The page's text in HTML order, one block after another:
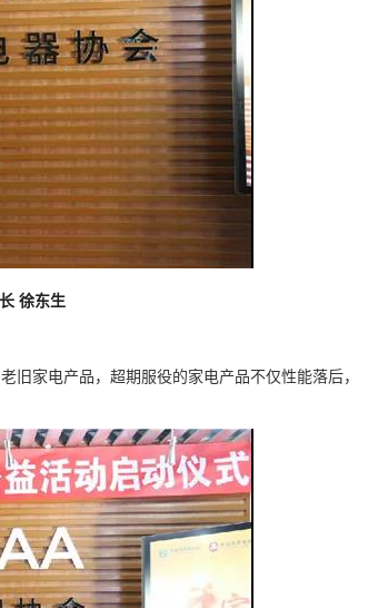
徐东生
旧家电产品，超期服役的家电产品不仅性能落后，